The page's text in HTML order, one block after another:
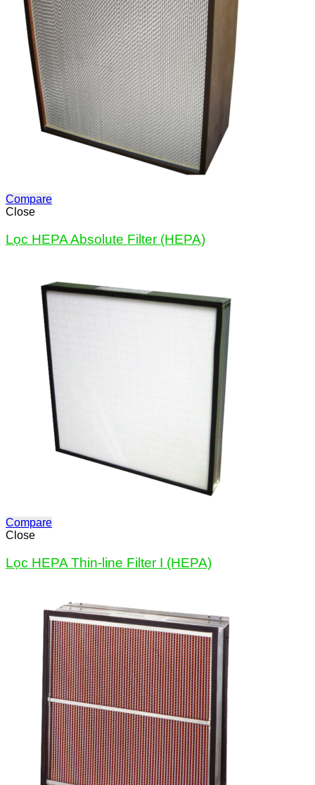
Compare
Close
Lọc HEPA Absolute Filter (HEPA)
Compare
Close
Lọc HEPA Thin-line Filter I (HEPA)